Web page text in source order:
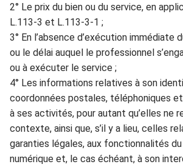
2° Le prix du bien ou du service, en
L.113-3 et L.113-3-1 ;
3° En l’absence d’exécution immédiate
ou le délai auquel le professionnel
ou à exécuter le service ;
4° Les informations relatives à son
coordonnées postales, téléphoniques
à ses activités, pour autant qu’elles ne
contexte, ainsi que, s’il y a lieu, celles r
garanties légales, aux fonctionnalités
numérique et, le cas échéant, à son